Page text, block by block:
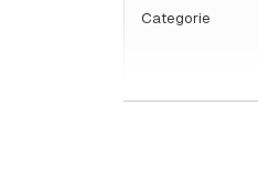
Categorie